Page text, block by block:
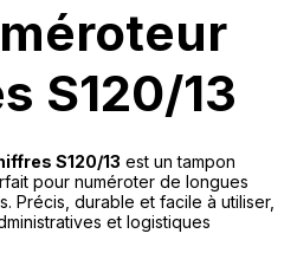
S120/13
S120/13 est un tampon
pour numéroter de longues
Précis, durable et facile à utiliser,
et logistiques